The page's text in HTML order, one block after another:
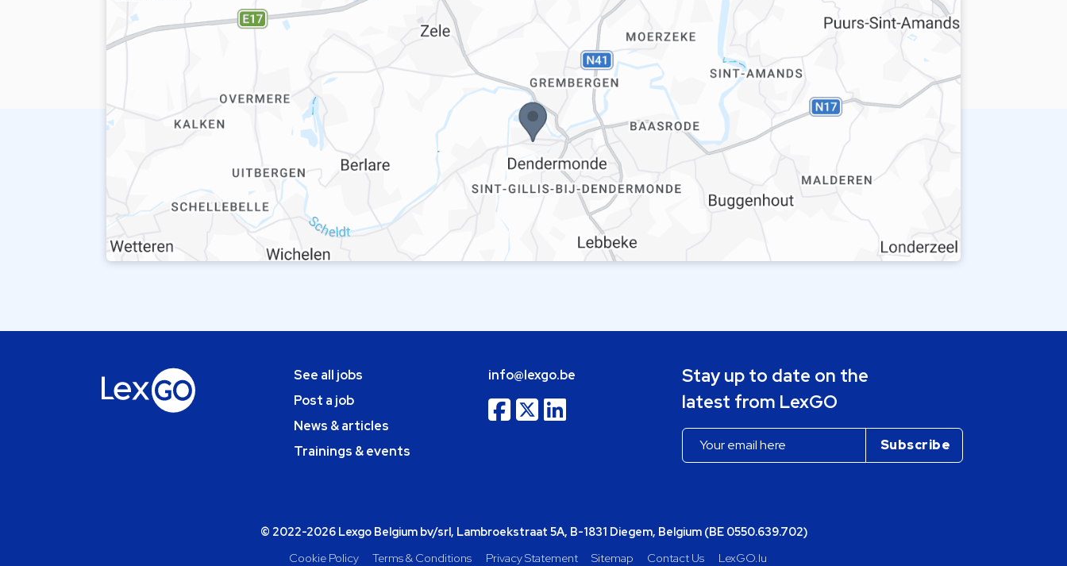
See all jobs
Post a job
News & articles
Trainings & events
info@lexgo.be
Stay up to date on the
latest from LexGO
© 2022-2026 Lexgo Belgium bv/srl, Lambroekstraat 5A, B-1831 Diegem, Belgium (BE 0550.639.702)
Cookie Policy
Terms & Conditions Privacy Statement Sitemap Contact Us LexGO.lu